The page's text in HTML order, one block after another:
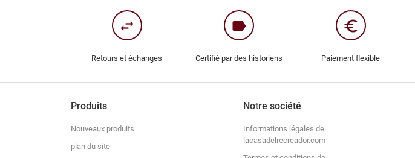
swap_horiz
Retours et échanges
label
Certifié par des historiens
euro_symbol
Paiement flexible
Produits
Nouveaux produits
plan du site
Notre société
Informations légales de
lacasadelrecreador.com